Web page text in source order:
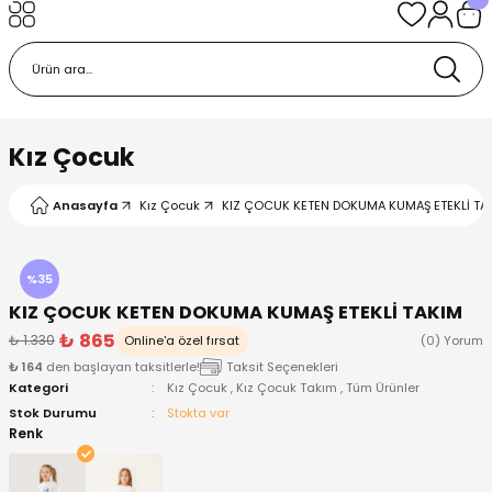
Kız Çocuk
Anasayfa Kız Çocuk KIZ ÇOCUK KETEN DOKUMA KUMAŞ ETEKLİ
%35
KIZ ÇOCUK KETEN DOKUMA KUMAŞ ETEKLİ TAKIM
₺ 1.330 ₺ 865 Online'a özel fırsat
(0) Yorum
₺ 164 den başlayan taksitlerle!
Taksit Seçenekleri
Kategori
Kız Çocuk , Kız Çocuk Takım ,Tüm Ürünler
Stok Durumu
Stokta var
Renk
Giyim
Bere ve Eldiven
Body
Bere ve Eldiven
Body
ve Patik
Çıkışı ve Zıbın Seti
Ürünleri